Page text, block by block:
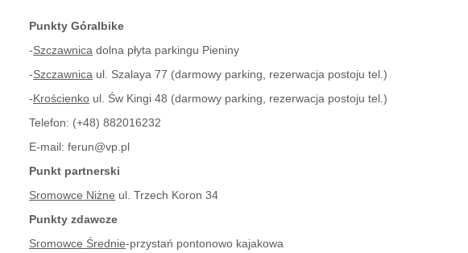
Punkty Góralbike
-Szczawnica dolna płyta parkingu Pieniny
-Szczawnica ul. Szalaya 77 (darmowy parking, rezerwacja postoju tel.)
-Krościenko ul. Św Kingi 48 (darmowy parking, rezerwacja postoju tel.)
Telefon: (+48) 882016232
E-mail: ferun@vp.pl
Punkt partnerski
Sromowce Niżne ul. Trzech Koron 34
Punkty zdawcze
Sromowce Średnie-przystań pontonowo kajakowa